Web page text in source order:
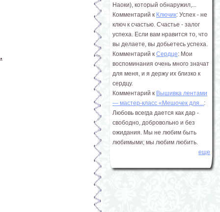
Наоки), который обнаружил,...
Комментарий к Ключик: Успех - не
ключ к счастью. Счастье - залог
успеха. Если вам нравится то, что
вы делаете, вы добьетесь успеха.
Комментарий к Сердце: Мои
воспоминания очень много значат
для меня, и я держу их близко к
сердцу.
Комментарий к Вышивка лентами
― мастер-класс «Мешочек для...:
Любовь всегда дается как дар -
свободно, добровольно и без
ожидания. Мы не любим быть
любимыми; мы любим любить.
еще